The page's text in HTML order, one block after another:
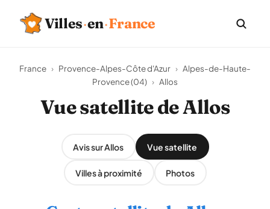
Villes·en·France
France › Provence-Alpes-Côte d'Azur › Alpes-de-Haute-
Provence (04) › Allos
Vue satellite de Allos
Avis sur Allos Vue satellite
Villes à proximité Photos